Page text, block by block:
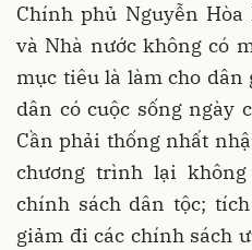
Chính phủ Nguyễn
và Nhà nước không có
mục tiêu là làm cho
dân có cuộc sống ngày
Cần phải thống nhất
chương trình lại
chính sách dân tộc;
giảm đi các chính sách